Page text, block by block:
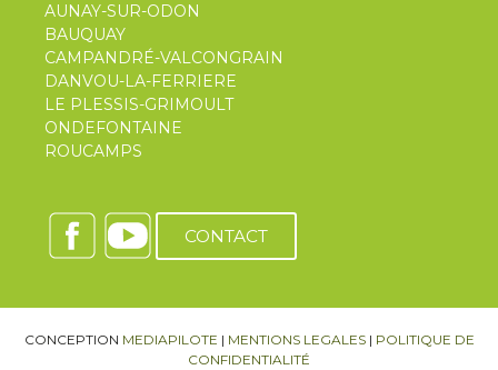
AUNAY-SUR-ODON
BAUQUAY
CAMPANDRÉ-VALCONGRAIN
DANVOU-LA-FERRIERE
LE PLESSIS-GRIMOULT
ONDEFONTAINE
ROUCAMPS
CONTACT
CONCEPTION MEDIAPILOTE | MENTIONS LEGALES| POLITIQUE DE
CONFIDENTIALITÉ